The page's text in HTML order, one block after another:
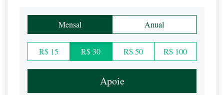
Mensal Anual
R$ 15 R$ 30 R$ 50 R$ 100
Apoie